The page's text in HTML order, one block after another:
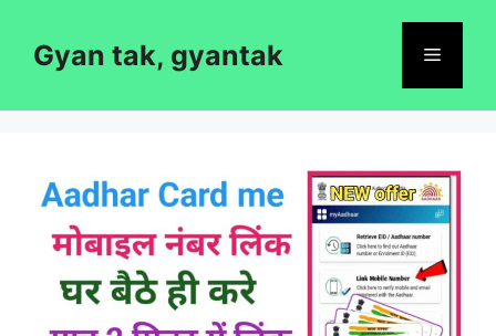
contentGyan tak, gyantak Menu